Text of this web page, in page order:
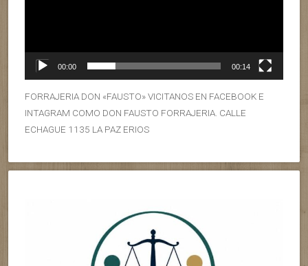
00:00 00:14
FORRAJERIA DON «FAUSTO» VICITANOS EN FACEBOOK E
INTAGRAM COMO DON FAUSTO FORRAJERIA. CALLE
ECHAGUE 1135 LA PAZ ERIOS